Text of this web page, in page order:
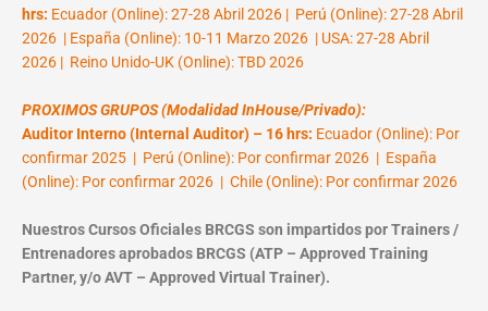
hrs: Ecuador (Online): 27-28 Abril 2026 | Perú (Online): 27-28 Abril
2026 | España (Online): 10-11 Marzo 2026 | USA: 27-28 Abril
2026 | Reino Unido-UK (Online): TBD 2026
PROXIMOS GRUPOS (Modalidad InHouse/Privado):
Auditor Interno (Internal Auditor) – 16 hrs: Ecuador (Online): Por
confirmar 2025 | Perú (Online): Por confirmar 2026 | España
(Online): Por confirmar 2026 | Chile (Online): Por confirmar 2026
Nuestros Cursos Oficiales BRCGS son impartidos por Trainers /
Entrenadores aprobados BRCGS (ATP – Approved Training
Partner, y/o AVT – Approved Virtual Trainer).